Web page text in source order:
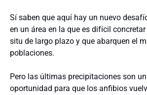
Sí saben que aquí hay un nuevo
en un área en la que es difícil
situ de largo plazo y que abarquen el
poblaciones.
Pero las últimas precipitaciones son
oportunidad para que los anfibios